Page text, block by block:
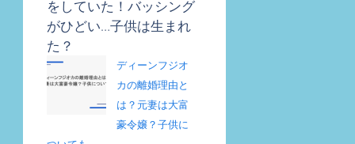
をしていた！バッシング
がひどい…子供は生まれ
た？
ディーンフジオ
カの離婚理由と
は？元妻は大富
豪令嬢？子供に